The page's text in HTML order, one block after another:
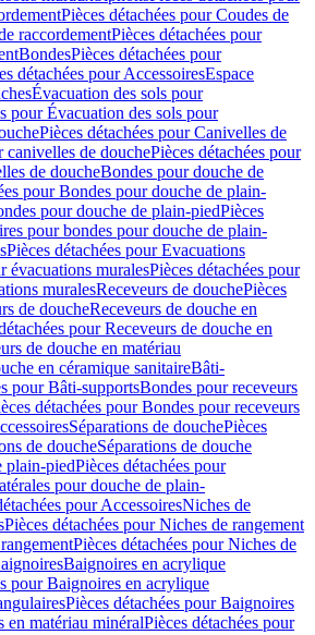
Pièces détachées pour Coudes de
raccordementPièces détachées pour
BondesPièces détachées pour
détachées pour AccessoiresEspace
Évacuation des sols pour
pour Évacuation des sols pour
Pièces détachées pour Canivelles de
canivelles de douchePièces détachées pour
de doucheBondes pour douche de
pour Bondes pour douche de plain-
pour douche de plain-piedPièces
pour bondes pour douche de plain-
Pièces détachées pour Evacuations
évacuations muralesPièces détachées pour
muralesReceveurs de douchePièces
de doucheReceveurs de douche en
pour Receveurs de douche en
de douche en matériau
en céramique sanitaireBâti-
pour Bâti-supportsBondes pour receveurs
détachées pour Bondes pour receveurs
Séparations de douchePièces
de doucheSéparations de douche
plain-piedPièces détachées pour
pour douche de plain-
pour AccessoiresNiches de
Pièces détachées pour Niches de rangement
Pièces détachées pour Niches de
Baignoires en acrylique
pour Baignoires en acrylique
Pièces détachées pour Baignoires
en matériau minéralPièces détachées pour